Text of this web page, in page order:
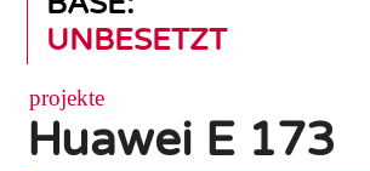
UNBESETZT
projekte
Huawei E 173